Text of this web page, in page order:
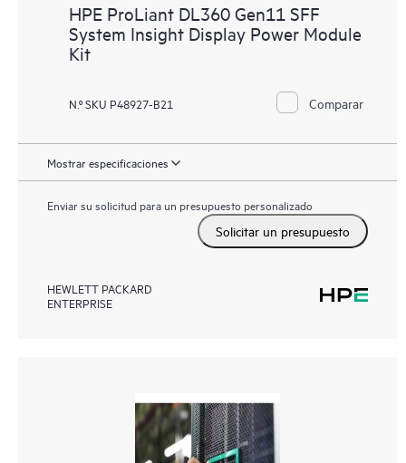
HPE ProLiant DL360 Gen11 SFF
System Insight Display Power Module
Kit
N.º SKU P48927-B21 Comparar
Mostrar especificaciones
Enviar su solicitud para un presupuesto personalizado
Solicitar un presupuesto
HEWLETT PACKARD
ENTERPRISE